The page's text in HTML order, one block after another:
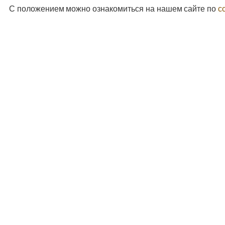
С положением можно ознакомиться на нашем сайте по